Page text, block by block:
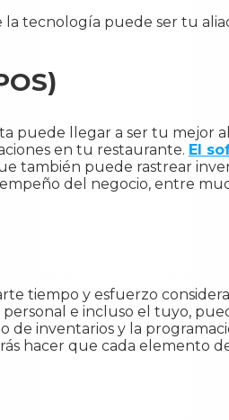
tecnología puede ser tu
puede llegar a ser tu mejor
en tu restaurante. El
también puede rastrear
del negocio, entre
tiempo y esfuerzo
e incluso el tuyo,
de inventarios y la
hacer que cada elemento